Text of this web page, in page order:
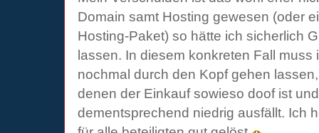
Domain samt Hosting gewesen (oder
Hosting-Paket) so hätte ich sicherlich
lassen. In diesem konkreten Fall muss
nochmal durch den Kopf gehen
denen der Einkauf sowieso doof ist
dementsprechend niedrig ausfällt. Ich